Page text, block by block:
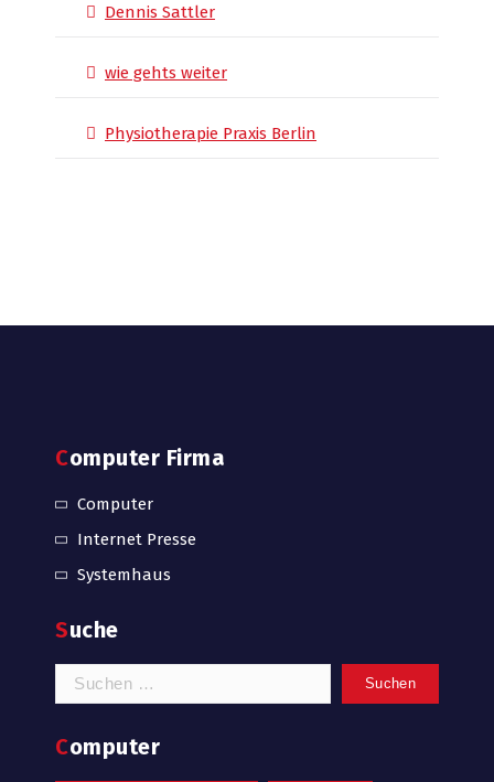
Dennis Sattler
wie gehts weiter
Physiotherapie Praxis Berlin
Computer Firma
Computer
Internet Presse
Systemhaus
Suche
Suchen
Computer